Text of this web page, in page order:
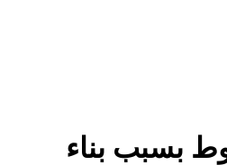
بسبب بناء